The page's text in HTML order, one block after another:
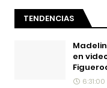
TENDENCIAS
en
6:31:00